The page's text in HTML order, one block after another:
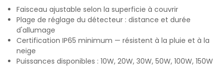
Faisceau ajustable selon la superficie à couvrir
Plage de réglage du détecteur : distance et durée
d'allumage
Certification IP65 minimum — résistent à la pluie et à la
neige
Puissances disponibles : 10W, 20W, 30W, 50W, 100W, 150W